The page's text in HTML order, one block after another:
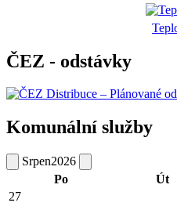
ČEZ - odstávky
Komunální služby
Srpen2026
Po
Út
27